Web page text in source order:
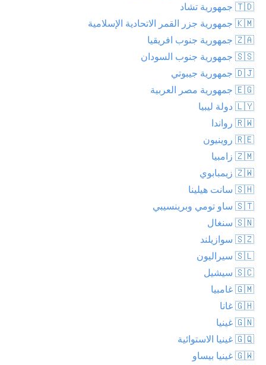
🇹🇩 جمهورية تشاد
🇰🇲 جمهورية جزر القمر الاتحادية الإسلامية
🇿🇦 جمهورية جنوب افريقيا
🇸🇸 جمهورية جنوب السودان
🇩🇯 جمهورية جيبوتي
🇪🇬 جمهورية مصر العربية
🇱🇾 دولة ليبيا
🇷🇼 رواندا
🇷🇪 روينيون
🇿🇲 زامبيا
🇿🇼 زيمبابوي
🇸🇭 سانت هيلينا
🇸🇹 ساو تومي وبرينسيبي
🇸🇳 سنغال
🇸🇿 سوازيلند
🇸🇱 سيراليون
🇸🇨 سيشيل
🇬🇲 غامبيا
🇬🇭 غانا
🇬🇳 غينيا
🇬🇶 غينيا الاستوائية
🇬🇼 غينيا بيساو